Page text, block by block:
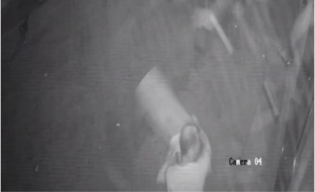
ANUNȚ OPRIRE APĂ în Reșița – avarie – 04.08.2026 – str. Văliugului și
ANUNŢ OPRIRE APĂ în CARANSEBEȘ – 04.08.2026 – avarie – Calea